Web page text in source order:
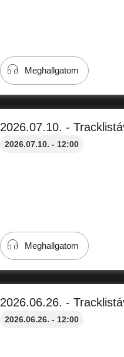
Meghallgatom
2026.07.10. -
2026.07.10. - 12:00
Meghallgatom
2026.06.26. -
2026.06.26. - 12:00